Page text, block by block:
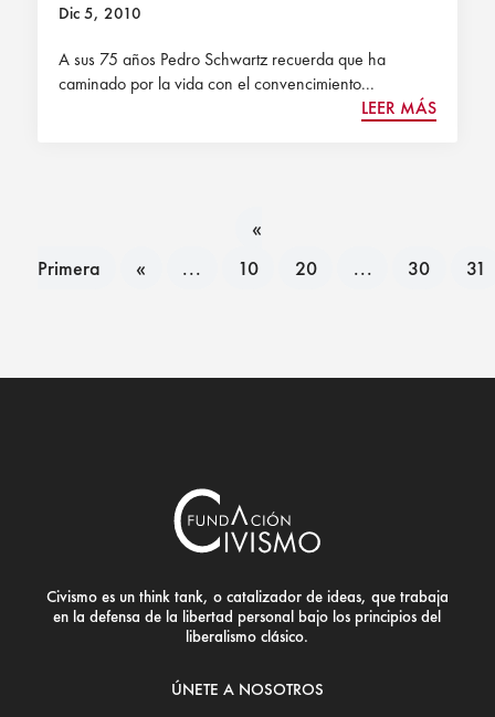
Dic 5, 2010
A sus 75 años Pedro Schwartz recuerda que ha
caminado por la vida con el convencimiento...
LEER MÁS
«
Primera
« ... 10 20 ... 30 31
Civismo es un think tank, o catalizador de ideas, que trabaja
en la defensa de la libertad personal bajo los principios del
liberalismo clásico.
ÚNETE A NOSOTROS